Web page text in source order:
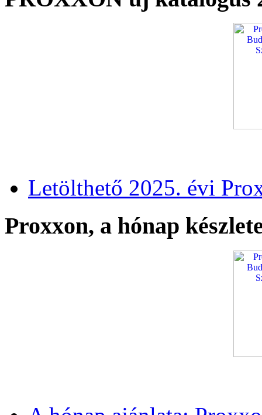
Letölthető 2025. évi
Proxxon, a hónap